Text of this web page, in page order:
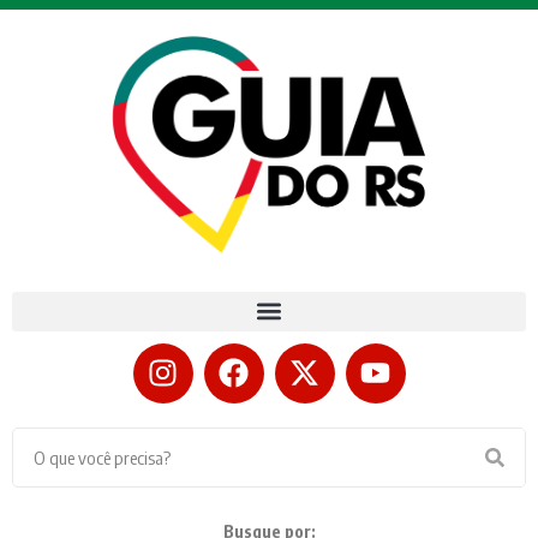
Busque por: